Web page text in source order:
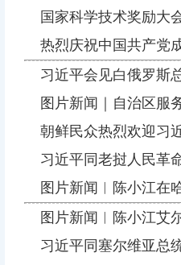
国家科学技术奖励大
热烈庆祝中国共产党
习近平会见白俄罗斯
图片新闻｜自治区服
朝鲜民众热烈欢迎习
习近平同老挝人民革
图片新闻︱陈小江在
图片新闻︱陈小江艾
习近平同塞尔维亚总